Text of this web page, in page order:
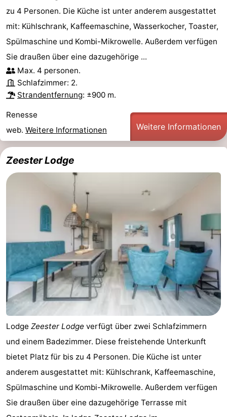
zu 4 Personen. Die Küche ist unter anderem ausgestattet
mit: Kühlschrank, Kaffeemaschine, Wasserkocher, Toaster,
Spülmaschine und Kombi-Mikrowelle. Außerdem verfügen
Sie draußen über eine dazugehörige ...
Max. 4 personen.
Schlafzimmer: 2.
Strandentfernung: ±900 m.
Renesse
web. Weitere Informationen Weitere Informationen
Zeester Lodge
Lodge Zeester Lodge verfügt über zwei Schlafzimmern
und einem Badezimmer. Diese freistehende Unterkunft
bietet Platz für bis zu 4 Personen. Die Küche ist unter
anderem ausgestattet mit: Kühlschrank, Kaffeemaschine,
Spülmaschine und Kombi-Mikrowelle. Außerdem verfügen
Sie draußen über eine dazugehörige Terrasse mit